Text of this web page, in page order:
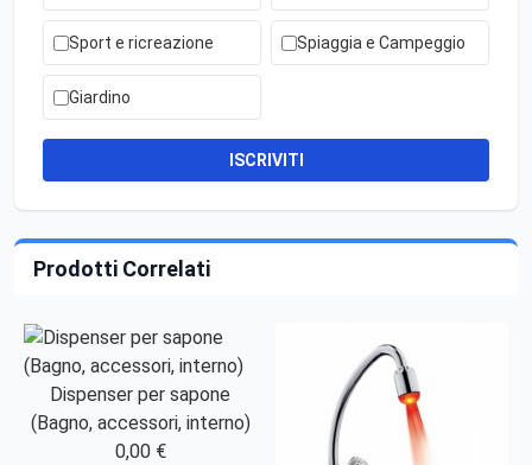
Sport e ricreazione Spiaggia e Campeggio
Giardino
ISCRIVITI
Prodotti Correlati
Dispenser per sapone
(Bagno, accessori, interno)
0,00 €